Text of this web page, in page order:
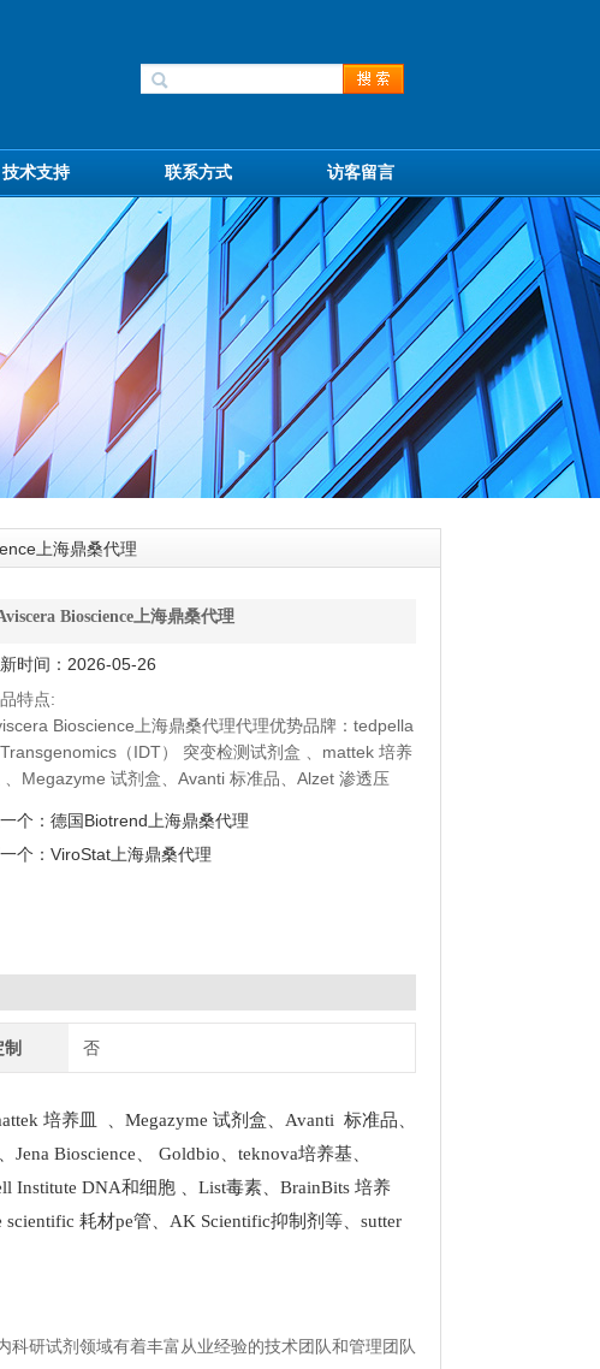
技术支持 联系方式 访客留言
上海鼎桑代理
Bioscience上海鼎桑代理
时间：2026-05-26
特点:
Bioscience上海鼎桑代理代理优势品牌：tedpella
Transgenomics（IDT） 突变检测试剂盒 、mattek 培养
、Megazyme 试剂盒、Avanti 标准品、Alzet 渗透压
一个： 德国Biotrend上海鼎桑代理
个： ViroStat上海鼎桑代理
否
培养皿 Megazyme 试剂盒 Avanti 标准品
Jena Bioscience Goldbio teknova培养基
Institute DNA和细胞 List毒素、 BrainBits 培养
scientific 耗材pe管 AK Scientific抑制剂等、 sutter
科研试剂领域有着丰富从业经验的技术团队和管理团队